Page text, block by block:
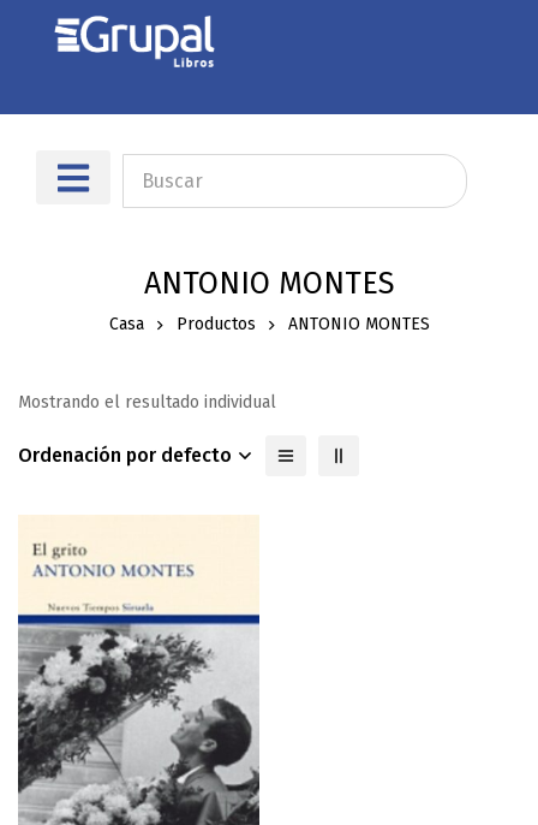
ANTONIO MONTES
Casa Productos ANTONIO MONTES
Mostrando el resultado individual
Ordenación por defecto